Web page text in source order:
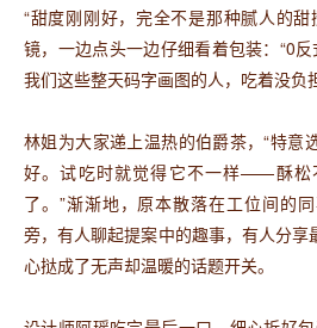
“甜度刚刚好，完全不是那种腻人的
镜，一边点头一边仔细看着包装：“0
我们这些整天码字画图的人，吃着没负
林姐为大家递上温热的伯爵茶，“特意
好。试吃时就觉得它不一样——酥松
了。”渐渐地，原本散落在工位间的
旁，有人聊起提案中的趣事，有人分
心挞成了无声却温暖的话题开关。